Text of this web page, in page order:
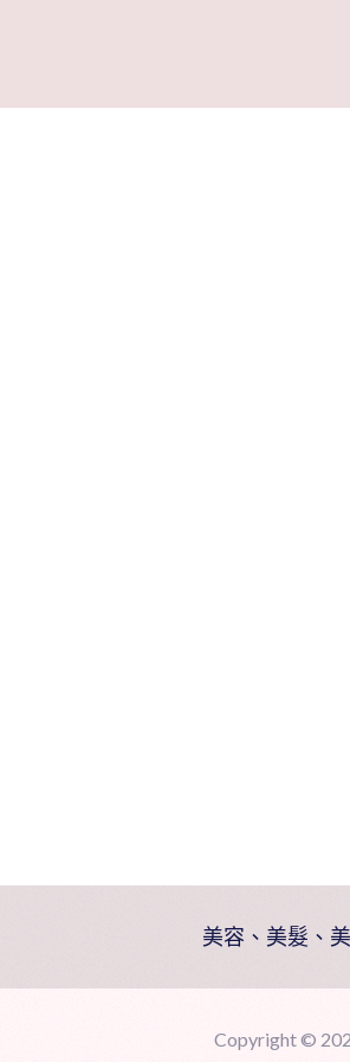
美容、美髮、
Copyright ©